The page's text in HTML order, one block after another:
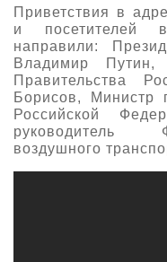
Приветствия в
и посетителей
направили:
Владимир Путин,
Правительства
Борисов, Министр
Российской
руководитель
воздушного